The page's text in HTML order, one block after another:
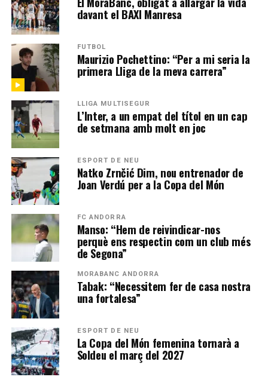
davant el BAXI Manresa
FUTBOL
Maurizio Pochettino: “Per a mi seria la
primera Lliga de la meva carrera”
LLIGA MULTISEGUR
L’Inter, a un empat del títol en un cap
de setmana amb molt en joc
ESPORT DE NEU
Natko Zrnčić Dim, nou entrenador de
Joan Verdú per a la Copa del Món
FC ANDORRA
Manso: “Hem de reivindicar-nos
perquè ens respectin com un club més
de Segona”
MORABANC ANDORRA
Tabak: “Necessitem fer de casa nostra
una fortalesa”
ESPORT DE NEU
La Copa del Món femenina tornarà a
Soldeu el març del 2027